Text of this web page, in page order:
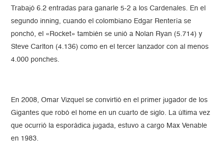
Trabajó 6.2 entradas para ganarle 5-2 a los Cardenales. En el
segundo inning, cuando el colombiano Edgar Rentería se
ponchó, el «Rocket» también se unió a Nolan Ryan (5.714) y
Steve Carlton (4.136) como en el tercer lanzador con al menos
4.000 ponches.
En 2008, Omar Vizquel se convirtió en el primer jugador de los
Gigantes que robó el home en un cuarto de siglo. La última vez
que ocurrió la esporádica jugada, estuvo a cargo Max Venable
en 1983.